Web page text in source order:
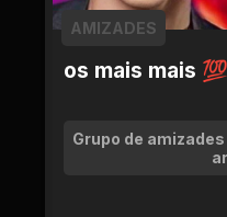
os mais mais 💯
AMIZADES
Grupo de